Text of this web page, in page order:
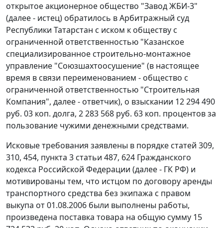
открытое акционерное общество "Завод ЖБИ-3"
(далее - истец) обратилось в Арбитражный суд
Республики Татарстан с иском к обществу с
ограниченной ответственностью "Казанское
специализированное строительно-монтажное
управление "Союзшахтоосушение" (в настоящее
время в связи переименованием - общество с
ограниченной ответственностью "Строительная
Компания", далее - ответчик), о взыскании 12 294 490
руб. 03 коп. долга, 2 283 568 руб. 63 коп. процентов за
пользование чужими денежными средствами.
Исковые требования заявлены в порядке статей 309,
310, 454, пункта 3 статьи 487, 624 Гражданского
кодекса Российской Федерации (далее - ГК РФ) и
мотивированы тем, что истцом по договору аренды
транспортного средства без экипажа с правом
выкупа от 01.08.2006 были выполнены работы,
произведена поставка товара на общую сумму 15